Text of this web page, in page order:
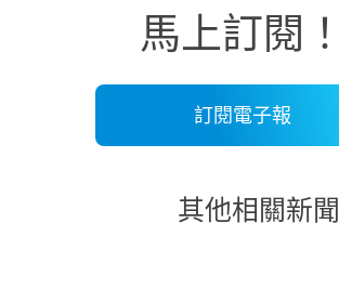
馬上訂閱！
訂閱電子報
其他相關新聞